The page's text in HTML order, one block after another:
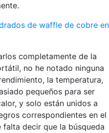
completamente de la
no he notado ninguna
la temperatura,
pequeños para ser
y solo están unidos a
correspondientes en el
falta decir que la búsqueda